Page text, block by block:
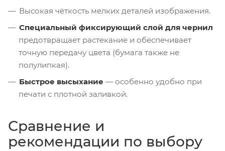
Высокая чёткость мелких деталей изображения.
Специальный фиксирующий слой для чернил
предотвращает растекание и обеспечивает
точную передачу цвета (бумага также не
полулипкая).
Быстрое высыхание — особенно удобно при
печати с плотной заливкой.
Сравнение и
рекомендации по выбору